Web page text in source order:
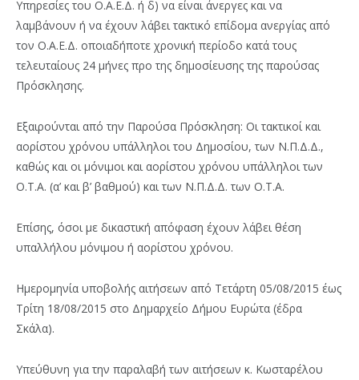
Υπηρεσίες του Ο.Α.Ε.Δ. ή δ) να είναι άνεργες και να
λαμβάνουν ή να έχουν λάβει τακτικό επίδομα ανεργίας από
τον Ο.Α.Ε.Δ. οποιαδήποτε χρονική περίοδο κατά τους
τελευταίους 24 μήνες προ της δημοσίευσης της παρούσας
Πρόσκλησης.
Εξαιρούνται από την Παρούσα Πρόσκληση: Οι τακτικοί και
αορίστου χρόνου υπάλληλοι του Δημοσίου, των Ν.Π.Δ.Δ.,
καθώς και οι μόνιμοι και αορίστου χρόνου υπάλληλοι των
Ο.Τ.Α. (α’ και β’ βαθμού) και των Ν.Π.Δ.Δ. των Ο.Τ.Α.
Επίσης, όσοι με δικαστική απόφαση έχουν λάβει θέση
υπαλλήλου μόνιμου ή αορίστου χρόνου.
Ημερομηνία υποβολής αιτήσεων από Τετάρτη 05/08/2015 έως
Τρίτη 18/08/2015 στο Δημαρχείο Δήμου Ευρώτα (έδρα
Σκάλα).
Υπεύθυνη για την παραλαβή των αιτήσεων κ. Κωσταρέλου